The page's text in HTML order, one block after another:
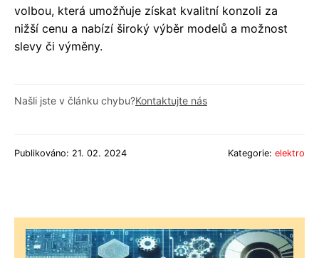
volbou, která umožňuje získat kvalitní konzoli za
nižší cenu a nabízí široký výběr modelů a možnost
slevy či výměny.
Našli jste v článku chybu?Kontaktujte nás
Publikováno: 21. 02. 2024 Kategorie: elektro